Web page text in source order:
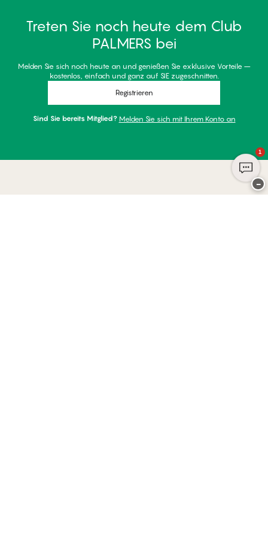
Treten Sie noch heute dem Club
PALMERS bei
Melden Sie sich noch heute an und genießen Sie exklusive Vorteile –
kostenlos, einfach und ganz auf SIE zugeschnitten.
Registrieren
Sind Sie bereits Mitglied? Melden Sie sich mit Ihrem Konto an
1
−